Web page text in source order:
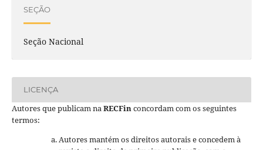
SEÇÃO
Seção Nacional
LICENÇA
Autores que publicam na RECFin concordam com os seguintes
termos:
Autores mantém os direitos autorais e concedem à